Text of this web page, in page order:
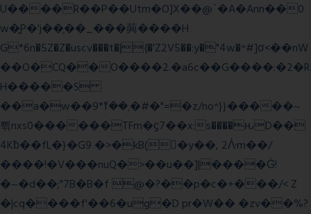
U����R��P��Utm�O]X��@`�A�Ann��0
w�͍P�'j��֛��_���䕟����H
G*6n�5Z�Z�uscv���t�|{�'Z2V5��:y�"4w�^#]σ<��nW
��O�CQ��O����2.�a6c��G����:�2�R
H�����S
��a�w��9*܂��ߌ�#�"=�z/no^}}�����~
쀢nxs0������TFm�ϛ7��x:s����ԋD��
4Kƀ��fL�}�G9 �>�kB(�ِy��, 2ᐿm��/
����!�V���nuQ�>��u��]|����Ġ!
�~�d��;"7B�B�f @�?��p�c�+���/< Z
�|cq����f'��6�ug�D pr�W�� �zv��%?